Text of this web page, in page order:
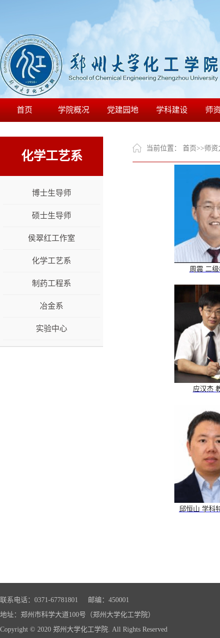
首页 学院概况 党建园地 学科建设 师
化学工艺系
博士生导师
硕士生导师
侯翠红工作室
化学工艺系
制药工程系
冶金系
实验中心
当前位置： 首页>>师资
周震 二
应汉杰
邱恒山 学科
联系电话：0371-67781801 邮编：450001
地址：郑州市科学大道100号（郑州大学化工学院）
Copyright © 2020 郑州大学化工学院. All Rights Reserved